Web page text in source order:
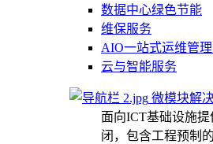
数据中心绿色节能
维保服务
AIO一站式运维管
云与智能服务
微模块解
面向ICT基础设施
闭，包含工程预制